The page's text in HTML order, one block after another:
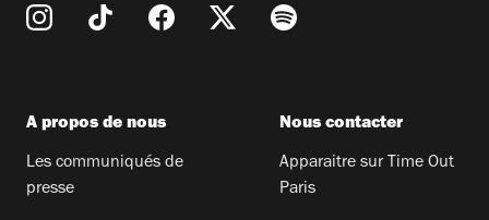
A propos de nous
Les communiqués de
presse
Nous contacter
Apparaitre sur Time Out
Paris